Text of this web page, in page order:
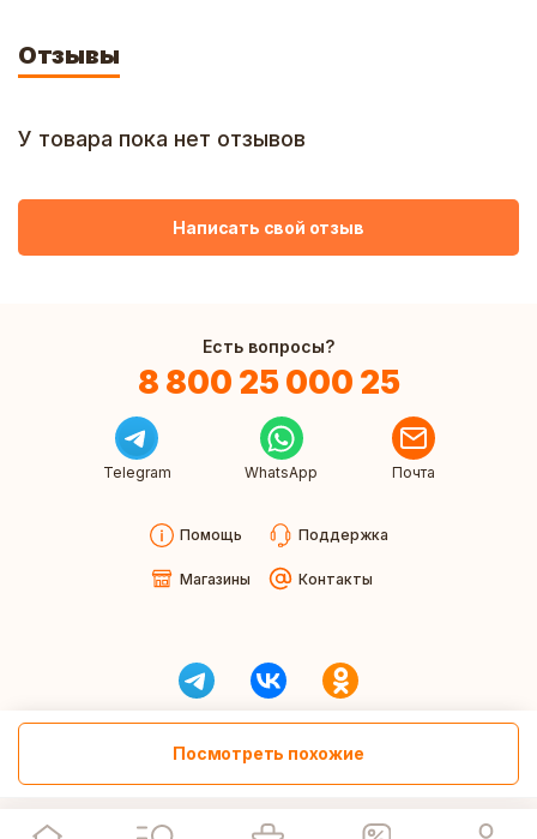
Посмотреть похожие
Отзывы
У товара пока нет отзывов
Написать свой отзыв
Есть вопросы?
8 800 25 000 25
Telegram WhatsApp Почта
Помощь Поддержка
Магазины Контакты